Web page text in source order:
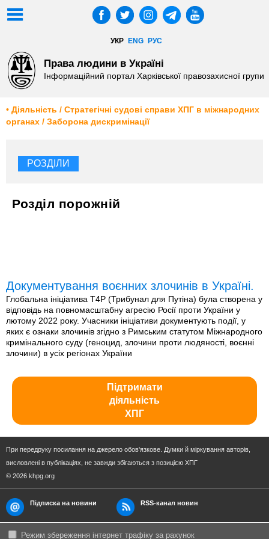
УКР ENG РУС
Права людини в Україні
Інформаційний портал Харківської правозахисної групи
• Діяльність / Стратегічні судові справи ХПГ в міжнародних
органах / Заборона дискримінації
РОЗДІЛИ
Розділ порожній
Документування воєнних злочинів в Україні.
Глобальна ініціатива T4P (Трибунал для Путіна) була створена у
відповідь на повномасштабну агресію Росії проти України у
лютому 2022 року. Учасники ініціативи документують події, у
яких є ознаки злочинів згідно з Римським статутом Міжнародного
кримінального суду (геноцид, злочини проти людяності, воєнні
злочини) в усіх регіонах України
Підтримати
діяльність
ХПГ
При передруку посилання на джерело обов'язкове. Думки й міркування авторів,
висловлені в публікаціях, не завжди збігаються з позицією ХПГ
© 2026 khpg.org
Підписка на новини RSS-канал новин
Режим збереження інтернет трафіку за рахунок